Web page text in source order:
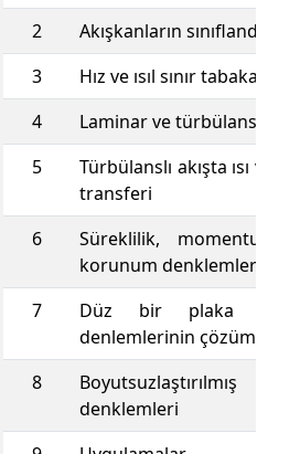
2
Akışkanların
3
Hız ve ısıl sınır tabakalar
4
Laminar ve türbülanslı
5
Türbülanslı akışta ısı ve
transferi
6
Süreklilik, momentum
korunum denklemleri
7
Düz bir plaka için
denlemlerinin çözümleri
8
Boyutsuzlaştırılmış
denklemleri